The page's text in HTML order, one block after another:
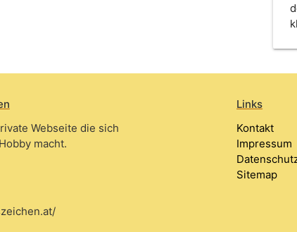
Webseite die sich
macht.
Links
Kontakt
Impressum
Sitemap